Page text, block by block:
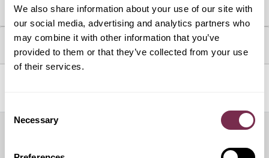
We also share information about your use of our site with
our social media, advertising and analytics partners who
may combine it with other information that you’ve
provided to them or that they’ve collected from your use
of their services.
Selection
Necessary
COME FUNZIONA
DOVE SI TROVA L'AUTO
Servizi aggiuntivi